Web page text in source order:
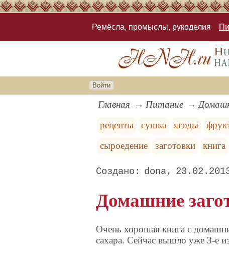
Ремёсла, промыслы, рукоделия
Войти
Главная Питание
рецепты
сушка ягоды
сыроедение
заготовки книга
dona
Домашние
Очень хорошая книга с
сахара. Сейчас вышло уже 3-е